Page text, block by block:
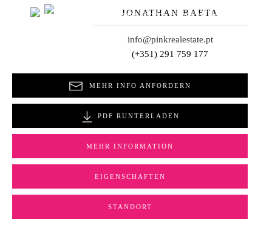
JONATHAN BAETA
info@pinkrealestate.pt
(+351) 291 759 177
MEHR INFO ANFORDERN
PDF RUNTERLADEN
MEHR INFORMATION
EIGENSCHAFTEN
STANDORT